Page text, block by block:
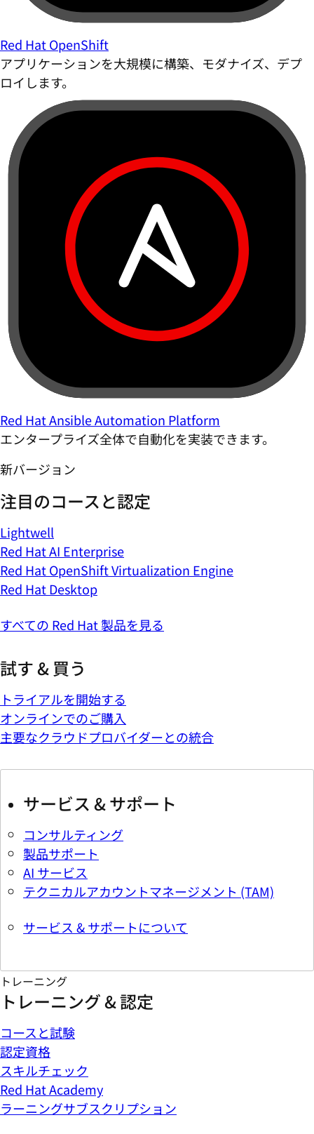
Red Hat OpenShift
アプリケーションを大規模に構築、モダナイズ、デプ
ロイします。
Red Hat Ansible Automation Platform
エンタープライズ全体で自動化を実装できます。
新バージョン
注目のコースと認定
Lightwell
Red Hat AI Enterprise
Red Hat OpenShift Virtualization Engine
Red Hat Desktop
すべての Red Hat 製品を見る
試す & 買う
トライアルを開始する
オンラインでのご購入
主要なクラウドプロバイダーとの統合
サービス & サポート
コンサルティング
製品サポート
AI サービス
テクニカルアカウントマネージメント (TAM)
サービス & サポートについて
トレーニング
トレーニング & 認定
コースと試験
認定資格
スキルチェック
Red Hat Academy
ラーニングサブスクリプション